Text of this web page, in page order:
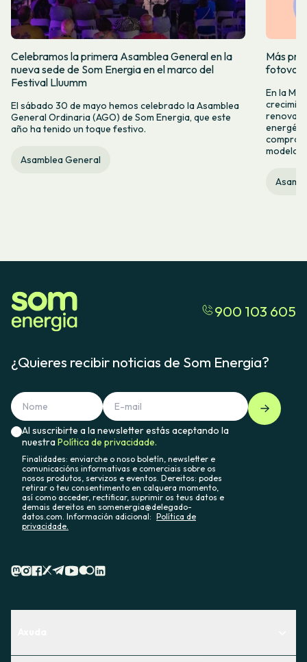
Celebramos la primera Asamblea General en la
nueva sede de Som Energia en el marco del
Festival Lluumm
El sábado 30 de mayo hemos celebrado la Asamblea
General Ordinaria (AGO) de Som Energia, que este
año ha tenido un toque festivo.
Asamblea General
Más
En la
modelo
900 103 605
¿Quieres recibir noticias de Som Energia?
Al suscribirte a la newsletter estás aceptando la
nuestraPolítica de privacidade.
Finalidades: enviarche o noso boletín, newsletter e
comunicacións informativas e comerciais sobre os
nosos produtos, servizos e eventos. Dereitos: podes
retirar o teu consentimento en calquera momento,
así como acceder, rectificar, suprimir os teus datos e
demais dereitos en somenergia@delegado-
datos.com. Información adicional: Política de
privacidade.